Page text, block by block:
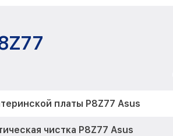
платы P8Z77 Asus
чистка P8Z77 Asus